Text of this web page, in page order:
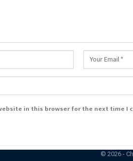
in this browser for the next time I
© 2026 -